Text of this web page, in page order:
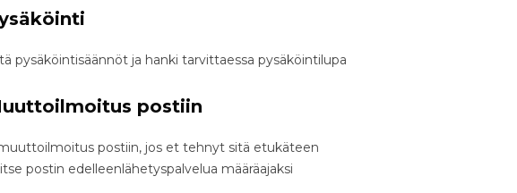
pysäköintisäännöt ja hanki tarvittaessa pysäköintilupa
postiin
postiin, jos et tehnyt sitä etukäteen
postin edelleenlähetyspalvelua määräajaksi